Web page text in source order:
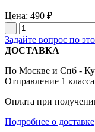
Цена: 490 ₽
Задайте вопрос по
ДОСТАВКА
По Москве и Спб -
Отправление 1
Оплата при
Подробнее о доставке